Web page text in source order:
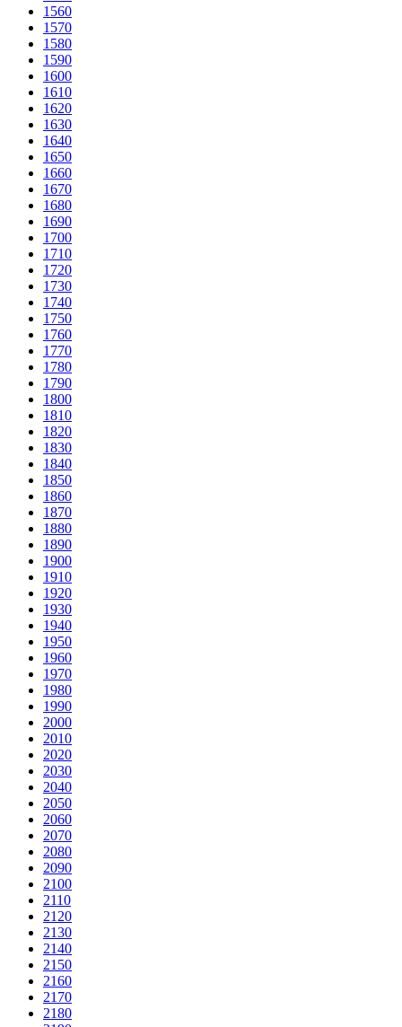
1560
1570
1580
1590
1600
1610
1620
1630
1640
1650
1660
1670
1680
1690
1700
1710
1720
1730
1740
1750
1760
1770
1780
1790
1800
1810
1820
1830
1840
1850
1860
1870
1880
1890
1900
1910
1920
1930
1940
1950
1960
1970
1980
1990
2000
2010
2020
2030
2040
2050
2060
2070
2080
2090
2100
2110
2120
2130
2140
2150
2160
2170
2180